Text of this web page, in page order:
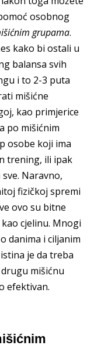
osobnog
grupama.
kako bi ostali u
balansa svih
i to 2-3 puta
mišićne
kao primjerice
po mišićnim
osobe koji ima
trening, ili ipak
Naravno,
fizičkoj spremi
ovo su bitne
cjelinu. Mnogi
danima i ciljanim
je da treba
mišićnu
efektivan.